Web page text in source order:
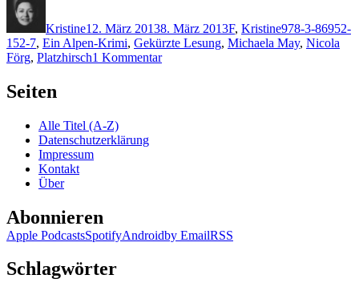
Kristine12. März 20138. März 2013F, Kristine978-3-86952-
152-7, Ein Alpen-Krimi, Gekürzte Lesung, Michaela May, Nicola
Förg, Platzhirsch1 Kommentarzu
Seiten
Alle Titel (A-Z)
Datenschutzerklärung
Impressum
Kontakt
Über
Abonnieren
Apple PodcastsSpotifyAndroidby EmailRSS
Schlagwörter